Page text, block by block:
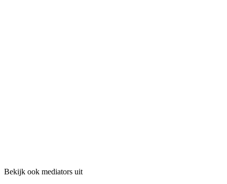
Bekijk ook mediators uit